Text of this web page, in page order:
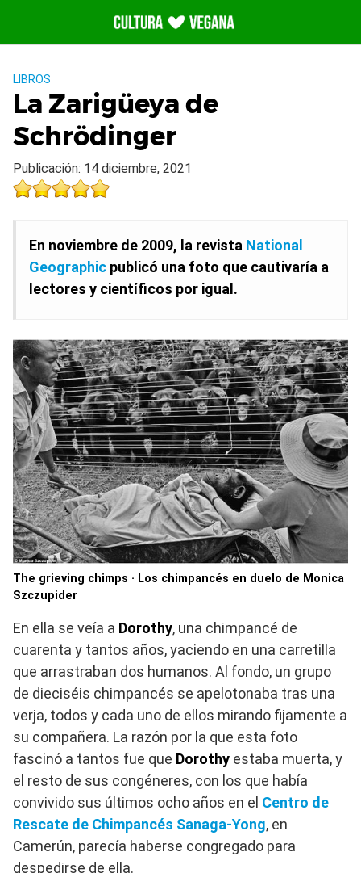
contenido
LIBROS
La Zarigüeya de
Schrödinger
Publicación: 14 diciembre, 2021
En noviembre de 2009, la revista National
Geographic publicó una foto que cautivaría a
lectores y científicos por igual.
The grieving chimps · Los chimpancés en duelo de Monica
Szczupider
En ella se veía a Dorothy, una chimpancé de
cuarenta y tantos años, yaciendo en una carretilla
que arrastraban dos humanos. Al fondo, un grupo
de dieciséis chimpancés se apelotonaba tras una
verja, todos y cada uno de ellos mirando fijamente a
su compañera. La razón por la que esta foto
fascinó a tantos fue que Dorothy estaba muerta, y
el resto de sus congéneres, con los que había
convivido sus últimos ocho años en el Centro de
Rescate de Chimpancés Sanaga-Yong, en
Camerún, parecía haberse congregado para
despedirse de ella.